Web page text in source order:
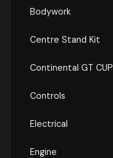
Bodywork
Centre Stand Kit
Continental GT CUP
Controls
Electrical
Engine